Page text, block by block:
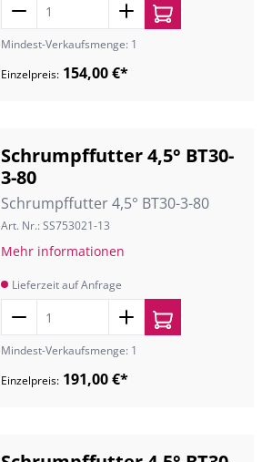
Mindest-Verkaufsmenge: 1
Einzelpreis: 154,00 €*
Schrumpffutter 4,5° BT30-
3-80
Schrumpffutter 4,5° BT30-3-80
Art. Nr.: SS753021-13
Mehr informationen
Lieferzeit auf Anfrage
Mindest-Verkaufsmenge: 1
Einzelpreis: 191,00 €*